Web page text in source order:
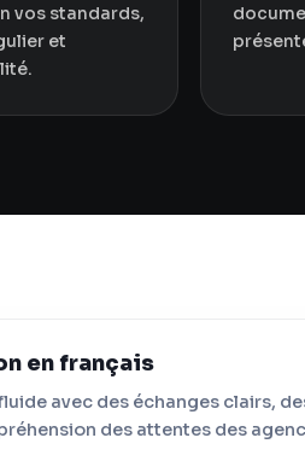
vos standards,
et
en français
avec des échanges clairs,
des attentes des